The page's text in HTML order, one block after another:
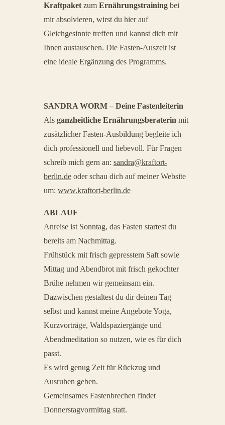
Kraftpaket zum Ernährungstraining bei
mir absolvieren, wirst du hier auf
Gleichgesinnte treffen und kannst dich mit
Ihnen austauschen. Die Fasten-Auszeit ist
eine ideale Ergänzung des Programms.
SANDRA WORM – Deine Fastenleiterin
Als ganzheitliche Ernährungsberaterin mit
zusätzlicher Fasten-Ausbildung begleite ich
dich professionell und liebevoll. Für Fragen
schreib mich gern an: sandra@kraftort-
berlin.de oder schau dich auf meiner Website
um: www.kraftort-berlin.de
ABLAUF
Anreise ist Sonntag, das Fasten startest du
bereits am Nachmittag.
Frühstück mit frisch gepresstem Saft sowie
Mittag und Abendbrot mit frisch gekochter
Brühe nehmen wir gemeinsam ein.
Dazwischen gestaltest du dir deinen Tag
selbst und kannst meine Angebote Yoga,
Kurzvorträge, Waldspaziergänge und
Abendmeditation so nutzen, wie es für dich
passt.
Es wird genug Zeit für Rückzug und
Ausruhen geben.
Gemeinsames Fastenbrechen findet
Donnerstagvormittag statt.